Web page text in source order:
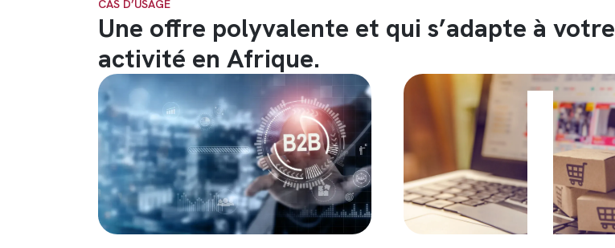
CAS D’USAGE
Une offre polyvalente et qui s’adapte à votre
activité en Afrique.